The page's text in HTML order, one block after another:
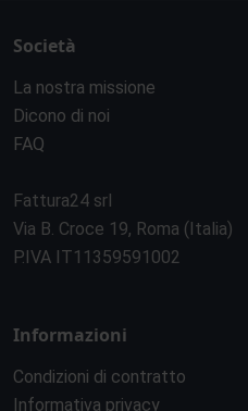
Società
La nostra missione
Dicono di noi
FAQ
Fattura24 srl
Via B. Croce 19, Roma (Italia)
P.IVA IT11359591002
Informazioni
Condizioni di contratto
Informativa privacy